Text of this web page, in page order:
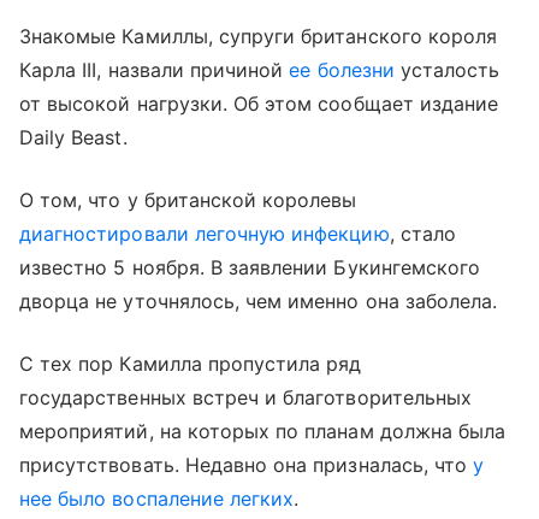
Знакомые Камиллы, супруги британского короля
Карла III, назвали причинойее болезни усталость
от высокой нагрузки. Об этом сообщает издание
Daily Beast.
О том, что у британской королевы
диагностировали легочную инфекцию, стало
известно 5 ноября. В заявлении Букингемского
дворца не уточнялось, чем именно она заболела.
С тех пор Камилла пропустила ряд
государственных встреч и благотворительных
мероприятий, на которых по планам должна была
присутствовать. Недавно она призналась, чтоу
нее было воспаление легких.